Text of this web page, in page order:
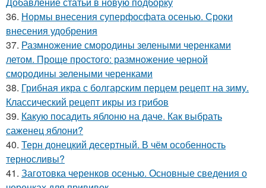
36. Нормы внесения суперфосфата осенью. Сроки
внесения удобрения
37. Размножение смородины зелеными черенками
летом. Проще простого: размножение черной
смородины зелеными черенками
38. Грибная икра с болгарским перцем рецепт на зиму.
Классический рецепт икры из грибов
39. Какую посадить яблоню на даче. Как выбрать
саженец яблони?
40. Терн донецкий десертный. В чём особенность
терносливы?
41. Заготовка черенков осенью. Основные сведения о